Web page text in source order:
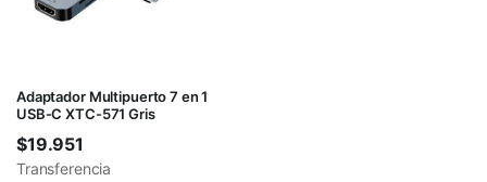
Adaptador Multipuerto 7 en 1
USB-C XTC-571 Gris
$19.951
Transferencia